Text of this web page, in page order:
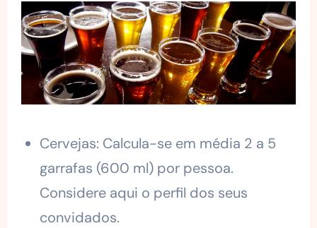
Cervejas: Calcula-se em média 2 a 5
garrafas (600 ml) por pessoa.
Considere aqui o perfil dos seus
convidados.